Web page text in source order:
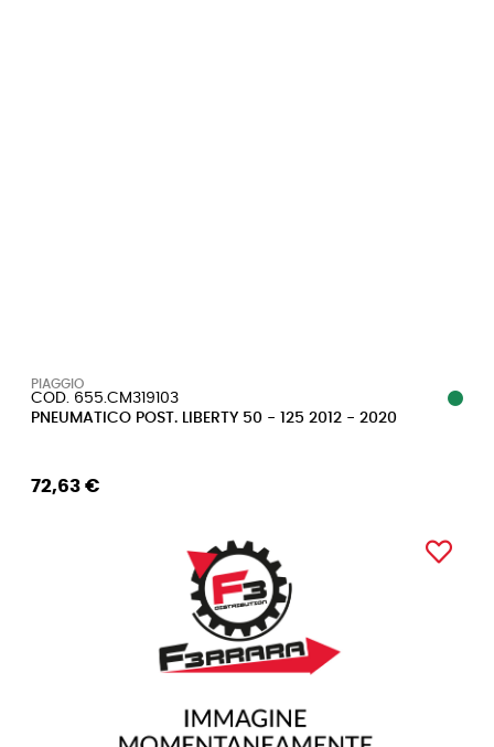
PIAGGIO
COD. 655.CM319103
PNEUMATICO POST. LIBERTY 50 - 125 2012 - 2020
72,63 €